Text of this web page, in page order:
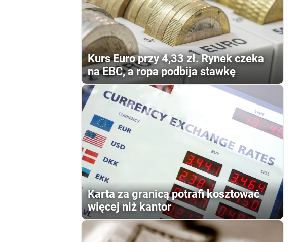
Kurs Euro przy 4,33 zł. Rynek czeka
na EBC, a ropa podbija stawkę
Karta za granicą potrafi kosztować
więcej niż kantor